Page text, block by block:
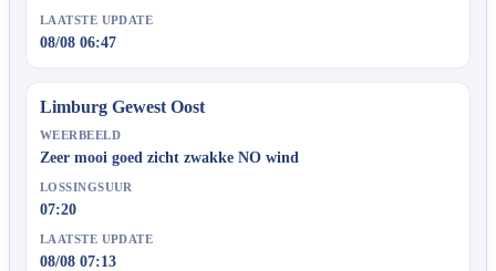
LAATSTE UPDATE
08/08 06:47
Limburg Gewest Oost
WEERBEELD
Zeer mooi goed zicht zwakke NO wind
LOSSINGSUUR
07:20
LAATSTE UPDATE
08/08 07:13